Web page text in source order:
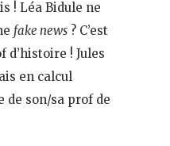
! Léa Bidule ne
fake news ? C’est
d’histoire ! Jules
en calcul
de son/sa prof de